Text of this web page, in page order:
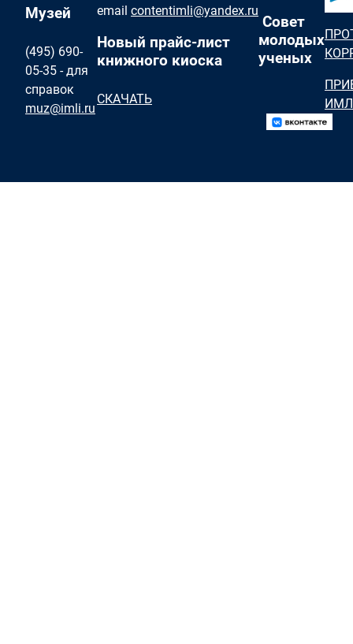
Музей
(495) 690-
05-35 - для
справок
muz@imli.ru
email contentimli@yandex.ru
Новый прайс-лист
книжного киоска
СКАЧАТЬ
Совет
молодых
ученых